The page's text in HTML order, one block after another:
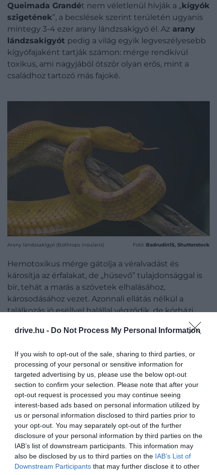
drive.hu - Do Not Process My Personal Information
If you wish to opt-out of the sale, sharing to third parties, or
processing of your personal or sensitive information for
targeted advertising by us, please use the below opt-out
section to confirm your selection. Please note that after your
opt-out request is processed you may continue seeing
interest-based ads based on personal information utilized by
us or personal information disclosed to third parties prior to
your opt-out. You may separately opt-out of the further
disclosure of your personal information by third parties on the
IAB’s list of downstream participants. This information may
also be disclosed by us to third parties on the IAB’s List of
Downstream Participants that may further disclose it to other
Queimada Grandét nem véletlenül hívják a „kígyók
szigetének”, a becslések szerint területén ugyanis
mintegy 3-4 ezer arany lándzsakígyó él. Az arany
lándzsakígyót pedig a világ egyik legveszélyesebb
kígyófajaként tartják számon: mérge rendkívül
toxikus, ami nagyjából ötször olyan erős, mint a
családhoz tartozó más fajoké.
Arany lándzsakígyó (Bothrops insularis) Fotó: Badrudin15, Shutterstock
Hemotoxikus mérge gátolja a véralvadást és
károsítja az érfalakat, de „húsevő” tulajdonsággal is
bír, tehát a marás a szövetek elhalásához,
károsodásához vezet. Azonnali ellátás nélkül a
találkozás jó eséllyel halállal végződik, de kórházi
kezelés esetén is 3-5 százaléknyi eshetőség van arra,
hogy valaki belehal a mérgezésbe.
Emiatt érhető is, hogy ahatóságok szigorúan
megtiltottáka sziget látogatását, ahova jelenleg
csak kutatók léphetnek be. Esetenként abrazil
haditengerészet
katonái számára is megengedik a
belépést, mivel karban kell tartaniuk a szigeten
található világítótornyot. A fákon élő kígyók
jellemzően madarakkal táplálkoznak, ám mivel a
madarak közül is egyre kevesebben fordulnak meg
a szigeten, valamint az itt megpihenő szárnyasok
támadás esetén azonnal tovább is repülnek, ezért
fennmaradásuk egyre inkább veszélyeztetett – a